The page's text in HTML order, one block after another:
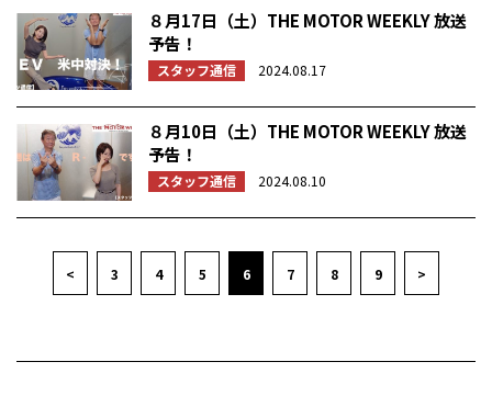
８月17日（土）THE MOTOR WEEKLY 放送
予告！
スタッフ通信 2024.08.17
８月10日（土）THE MOTOR WEEKLY 放送
予告！
スタッフ通信 2024.08.10
< 3 4 5 6 7 8 9 >